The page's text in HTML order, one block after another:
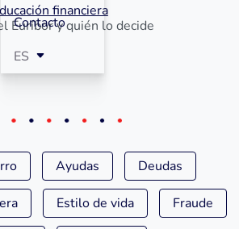
Contacto
ES
financiera
Euríbor y quién lo decide
Ayudas Deudas
Estilo de vida Fraude